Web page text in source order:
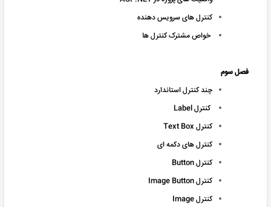
کنترل های سرویس دهنده
خواص مشترک کنترل ها
فصل سوم
چند کنترل استاندارد
کنترل Label
کنترل Text Box
کنترل های دکمه ای
کنترل Button
کنترل Image Button
کنترل Image